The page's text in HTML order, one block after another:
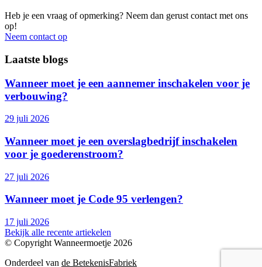
Heb je een vraag of opmerking? Neem dan gerust contact met ons
op!
Neem contact op
Laatste blogs
Wanneer moet je een aannemer inschakelen voor je
verbouwing?
29 juli 2026
Wanneer moet je een overslagbedrijf inschakelen
voor je goederenstroom?
27 juli 2026
Wanneer moet je Code 95 verlengen?
17 juli 2026
Bekijk alle recente artiekelen
© Copyright Wanneermoetje 2026
Onderdeel van de BetekenisFabriek